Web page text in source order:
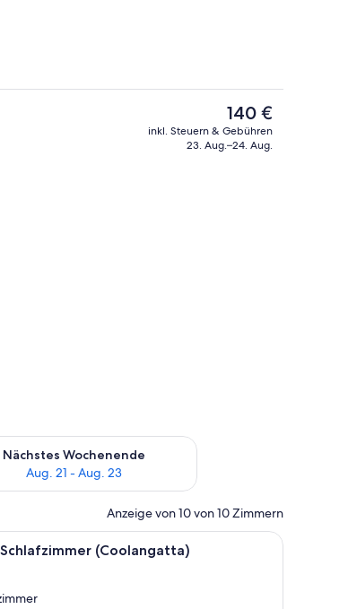
In Strandnähe
Der
aktuelle
Preis
140 €
inkl. Steuern & Gebühren
23. Aug.–24. Aug.
Aug. 14 - Aug. 16.
Nächstes Wochenende
Aug. 21 - Aug. 23
die Verfügbarkeit für nächstes Wochenende, Aug.
Anzeige von 10 von 10 Zimmern
Poolbereich mit blauer Geländer.
Ein modernes Wohnzimmer mit einer
(Coolangatta)